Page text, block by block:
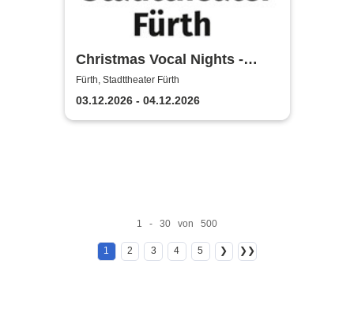
Christmas Vocal Nights -
Stadttheater Fürth
Fürth, Stadttheater Fürth
03.12.2026 - 04.12.2026
1 - 30 von 500
1 2 3 4 5 ❯ ❯❯